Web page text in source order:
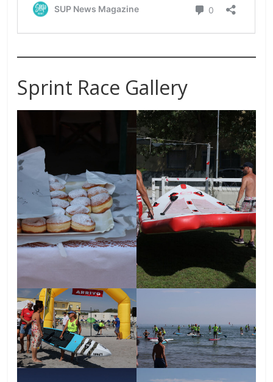
Sprint Race Gallery